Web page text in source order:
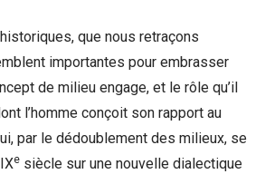
que nous retraçons
importantes pour embrasser
de milieu engage, et le rôle qu’il
l’homme conçoit son rapport au
par le dédoublement des milieux, se
e siècle sur une nouvelle dialectique